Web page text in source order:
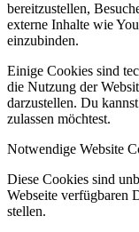
bereitzustellen,
externe Inhalte wie
einzubinden.
Einige Cookies sind
die Nutzung der
darzustellen. Du
zulassen möchtest.
Notwendige Website
Diese Cookies sind
Webseite verfügbaren
stellen.